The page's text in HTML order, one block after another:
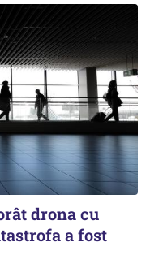
drona cu
a fost